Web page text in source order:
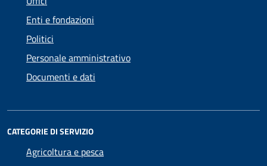
Enti e fondazioni
Politici
Personale amministrativo
Documenti e dati
CATEGORIE DI SERVIZIO
Agricoltura e pesca